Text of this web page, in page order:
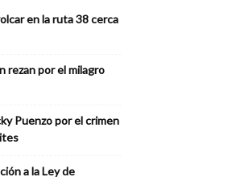
en la ruta 38 cerca
rezan por el milagro
Puenzo por el crimen
a la Ley de